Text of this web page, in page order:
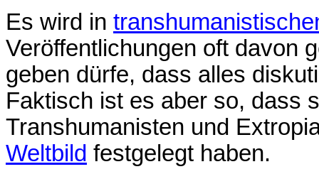
Es wird in
Veröffentlichungen oft davon
geben dürfe, dass alles
Faktisch ist es aber so, dass
Transhumanisten und
Weltbild festgelegt haben.